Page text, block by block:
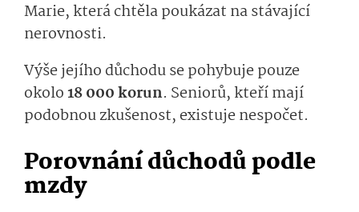
Marie, která chtěla poukázat na stávající
nerovnosti.
Výše jejího důchodu se pohybuje pouze
okolo18 000 korun. Seniorů, kteří mají
podobnou zkušenost, existuje nespočet.
Porovnání důchodů podle
mzdy